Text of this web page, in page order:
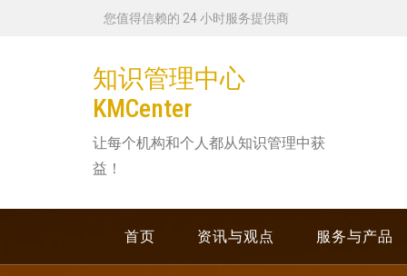
您值得信赖的 24 小时服务提供商
知识管理中心
KMCenter
让每个机构和个人都从知识管理中获
益！
首页 资讯与观点 服务与产品